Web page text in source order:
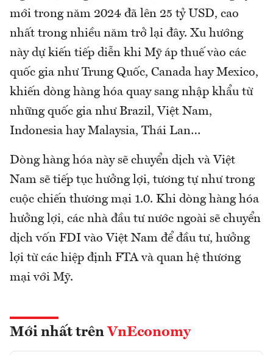
mới trong năm 2024 đã lên 25 tỷ USD, cao
nhất trong nhiều năm trở lại đây. Xu hướng
này dự kiến tiếp diễn khi Mỹ áp thuế vào các
quốc gia như Trung Quốc, Canada hay Mexico,
khiến dòng hàng hóa quay sang nhập khẩu từ
những quốc gia như Brazil, Việt Nam,
Indonesia hay Malaysia, Thái Lan…
Dòng hàng hóa này sẽ chuyển dịch và Việt
Nam sẽ tiếp tục hưởng lợi, tương tự như trong
cuộc chiến thương mại 1.0. Khi dòng hàng hóa
hưởng lợi, các nhà đầu tư nước ngoài sẽ chuyển
dịch vốn FDI vào Việt Nam để đầu tư, hưởng
lợi từ các hiệp định FTA và quan hệ thương
mại với Mỹ.
Mới nhất trên VnEconomy